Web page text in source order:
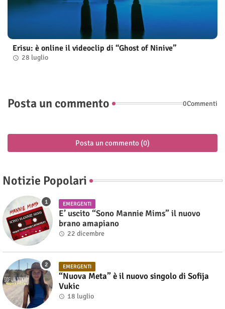
Erisu: è online il videoclip di “Ghost of Ninive”
28 luglio
Posta un commento 0Commenti
Posta un commento (0)
Notizie Popolari
EMERGENTI
E’ uscito “Sono Mannie Mims” il nuovo
brano amapiano
22 dicembre
EMERGENTI
“Nuova Meta” è il nuovo singolo di Sofija
Vukic
18 luglio